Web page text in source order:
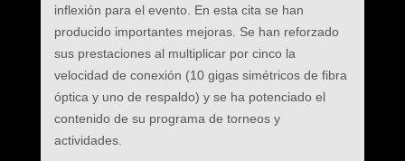
inflexión para el evento. En esta cita se han
producido importantes mejoras. Se han reforzado
sus prestaciones al multiplicar por cinco la
velocidad de conexión (10 gigas simétricos de fibra
óptica y uno de respaldo) y se ha potenciado el
contenido de su programa de torneos y
actividades.